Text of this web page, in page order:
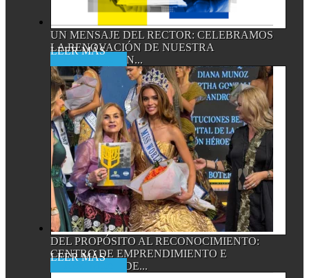
UN MENSAJE DEL RECTOR: CELEBRAMOS
LA RENOVACIÓN DE NUESTRA
ACREDITACIÓN...
DEL PROPÓSITO AL RECONOCIMIENTO:
CENTRO DE EMPRENDIMIENTO E
INNOVACIÓN DE...